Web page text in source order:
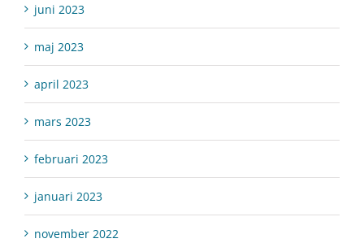
juni 2023
maj 2023
april 2023
mars 2023
februari 2023
januari 2023
november 2022